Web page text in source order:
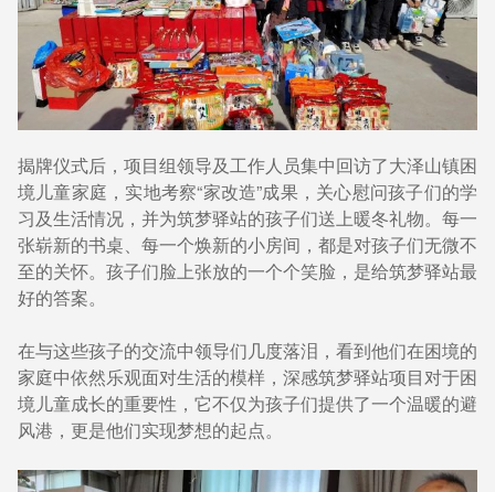
揭牌仪式后，项目组领导及工作人员集中回访了大泽山镇困
境儿童家庭，实地考察“家改造”成果，关心慰问孩子们的学
习及生活情况，并为筑梦驿站的孩子们送上暖冬礼物。每一
张崭新的书桌、每一个焕新的小房间，都是对孩子们无微不
至的关怀。孩子们脸上张放的一个个笑脸，是给筑梦驿站最
好的答案。
在与这些孩子的交流中领导们几度落泪，看到他们在困境的
家庭中依然乐观面对生活的模样，深感筑梦驿站项目对于困
境儿童成长的重要性，它不仅为孩子们提供了一个温暖的避
风港，更是他们实现梦想的起点。